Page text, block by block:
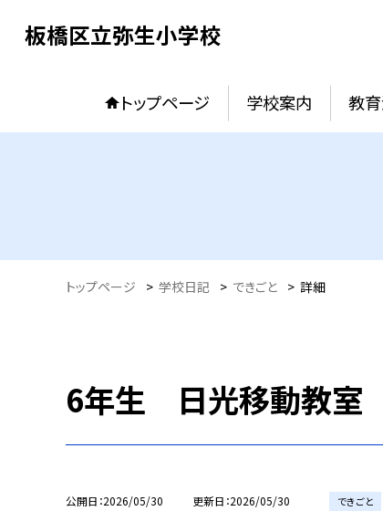
板橋区立弥生小学校
トップページ 学校案内 教
トップページ > 学校日記 > できごと > 詳細
6年生 日光移動教室
公開日 2026/05/30 更新日 2026/05/30 できごと